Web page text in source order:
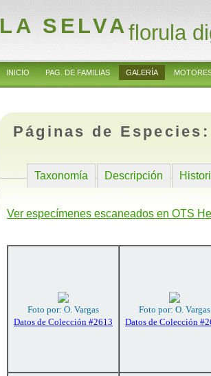
LA SELVAflorula
INICIO PAG. DE FAMILIAS GALERÍA
Páginas de
Taxonomía Descripción
Ver especímenes escaneados en OTS
Foto por: O. Vargas
Datos de Colección #2613
Foto por: O. Vargas
Datos de Colección